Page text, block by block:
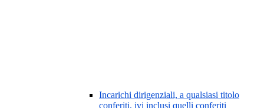
Incarichi dirigenziali, a qualsiasi titolo
conferiti, ivi inclusi quelli conferiti